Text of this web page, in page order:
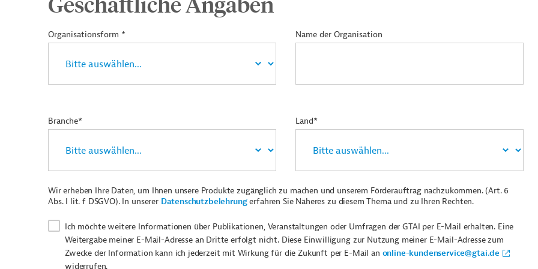
Organisationsform * Name der Organisation
Branche* Land*
Wir erheben Ihre Daten, um Ihnen unsere Produkte zugänglich zu machen und unserem Förderauftrag nachzukommen. (Art. 6
Abs. I lit. f DSGVO). In unserer Datenschutzbelehrungerfahren Sie Näheres zu diesem Thema und zu Ihren Rechten.
Ich möchte weitere Informationen über Publikationen, Veranstaltungen oder Umfragen der GTAI per E-Mail erhalten. Eine
Weitergabe meiner E-Mail-Adresse an Dritte erfolgt nicht. Diese Einwilligung zur Nutzung meiner E-Mail-Adresse zum
Zwecke der Information kann ich jederzeit mit Wirkung für die Zukunft per E-Mail an online-kundenservice@gtai.de
widerrufen.